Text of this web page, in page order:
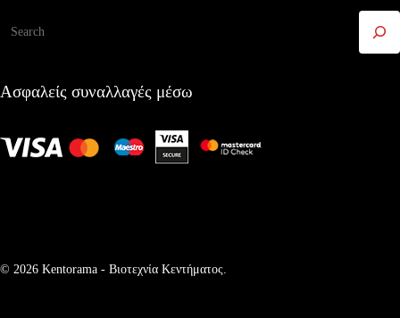
Ασφαλείς συναλλαγές μέσω
© 2026 Kentorama - Bιοτεχνία Kεντήματος.